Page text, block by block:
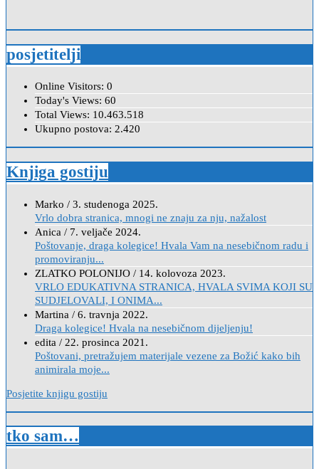
posjetitelji
Online Visitors: 0
Today's Views: 60
Total Views: 10.463.518
Ukupno postova: 2.420
Knjiga gostiju
Marko / 3. studenoga 2025.
Vrlo dobra stranica, mnogi ne znaju za nju, nažalost
Anica / 7. veljače 2024.
Poštovanje, draga kolegice! Hvala Vam na nesebičnom radu i
promoviranju...
ZLATKO POLONIJO / 14. kolovoza 2023.
VRLO EDUKATIVNA STRANICA, HVALA SVIMA KOJI SU
SUDJELOVALI, I ONIMA...
Martina / 6. travnja 2022.
Draga kolegice! Hvala na nesebičnom dijeljenju!
edita / 22. prosinca 2021.
Poštovani, pretražujem materijale vezene za Božić kako bih
animirala moje...
Posjetite knjigu gostiju
tko sam…